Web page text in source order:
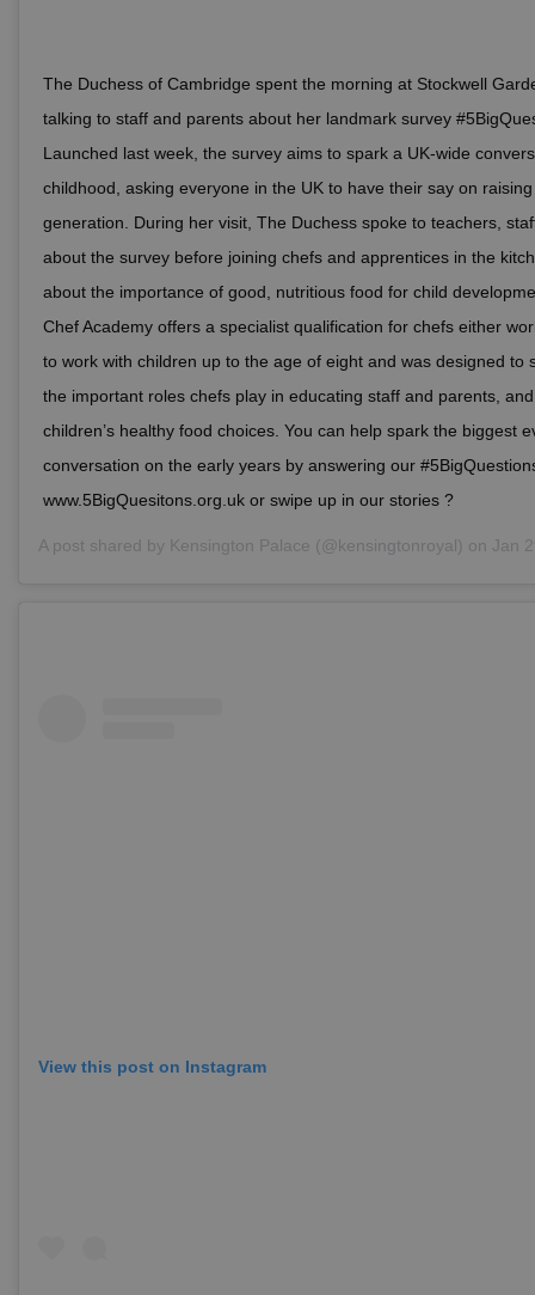
The Duchess of Cambridge spent the morning at Stockwell
talking to staff and parents about her landmark survey
Launched last week, the survey aims to spark a UK-wide
childhood, asking everyone in the UK to have their say on
generation. During her visit, The Duchess spoke to teachers,
about the survey before joining chefs and apprentices in the
about the importance of good, nutritious food for child
Chef Academy offers a specialist qualification for chefs either
to work with children up to the age of eight and was designed to
the important roles chefs play in educating staff and parents,
children’s healthy food choices. You can help spark the biggest
conversation on the early years by answering our
www.5BigQuesitons.org.uk or swipe up in our stories ?
A post shared by Kensington Palace (@kensingtonroyal) on Jan 29,
View this post on Instagram